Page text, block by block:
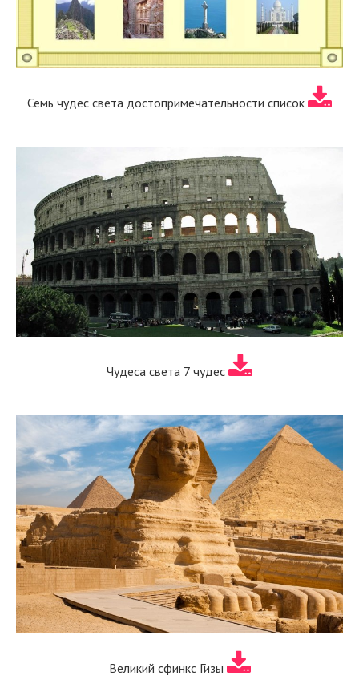
Семь чудес света достопримечательности список
Чудеса света 7 чудес
Великий сфинкс Гизы